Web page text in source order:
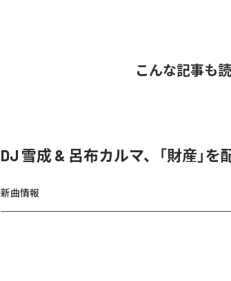
こんな記事も
DJ 雪成 & 呂布カルマ、「財産」を
新曲情報